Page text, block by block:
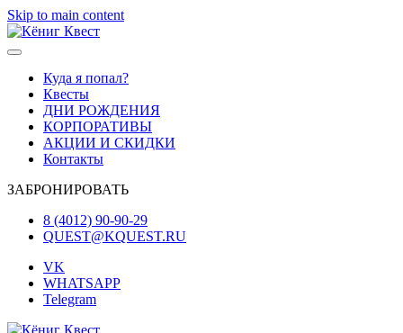
Skip to main content
Куда я попал?
Квесты
ДНИ РОЖДЕНИЯ
КОРПОРАТИВЫ
АКЦИИ И СКИДКИ
Контакты
ЗАБРОНИРОВАТЬ
8 (4012) 90-90-29
QUEST@KQUEST.RU
VK
WHATSAPP
Telegram